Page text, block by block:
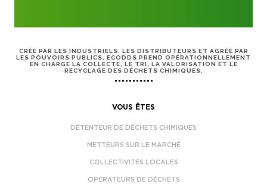
CRÉÉ PAR LES INDUSTRIELS, LES DISTRIBUTEURS ET AGRÉÉ PAR
LES POUVOIRS PUBLICS, ECODDS PREND OPÉRATIONNELLEMENT
EN CHARGE LA COLLECTE, LE TRI, LA VALORISATION ET LE
RECYCLAGE DES DÉCHETS CHIMIQUES.
VOUS ÊTES
DÉTENTEUR DE DÉCHETS CHIMIQUES
METTEURS SUR LE MARCHÉ
COLLECTIVITÉS LOCALES
OPÉRATEURS DE DÉCHETS